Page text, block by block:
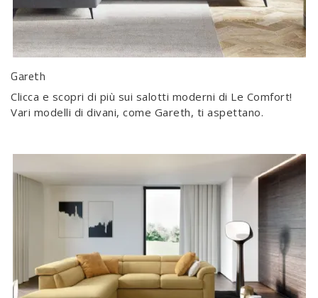
Gareth
Clicca e scopri di più sui salotti moderni di Le Comfort!
Vari modelli di divani, come Gareth, ti aspettano.